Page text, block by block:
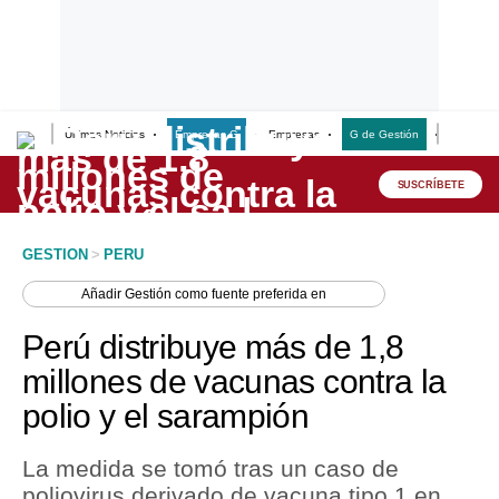
Últimas Noticias Empresas G Empresas G de Gestión
Lo último
Peru Quiosco
Economía
Mercados
Política
SUSCRÍBETE
GESTION > PERU
AñadirGestión como fuente preferida en
Perú distribuye más de 1,8
millones de vacunas contra la
polio y el sarampión
La medida se tomó tras un caso de